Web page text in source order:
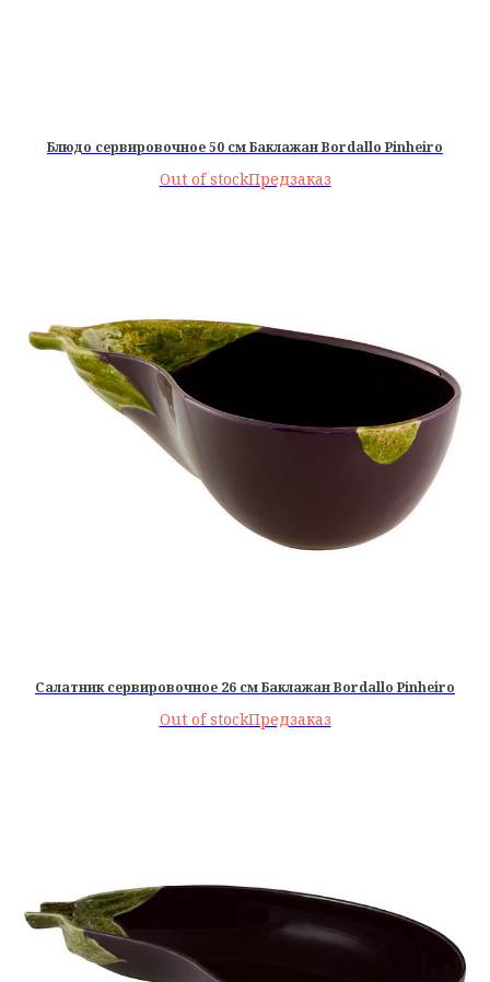
Блюдо сервировочное 50 см Баклажан Bordallo Pinheiro
Out of stock
Салатник сервировочное 26 см Баклажан Bordallo Pinheiro
Out of stock